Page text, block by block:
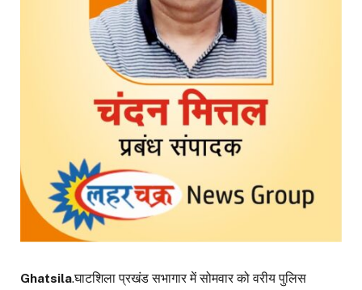
Ghatsila.घाटशिला प्रखंड सभागार में सोमवार को वरीय पुलिस